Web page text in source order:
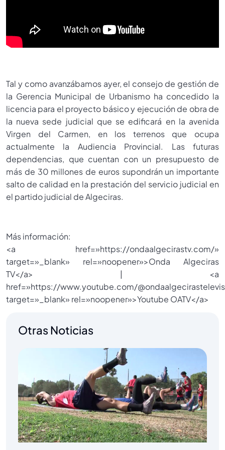
Tal y como avanzábamos ayer, el consejo de gestión de
la Gerencia Municipal de Urbanismo ha concedido la
licencia para el proyecto básico y ejecución de obra de
la nueva sede judicial que se edificará en la avenida
Virgen del Carmen, en los terrenos que ocupa
actualmente la Audiencia Provincial. Las futuras
dependencias, que cuentan con un presupuesto de
más de 30 millones de euros supondrán un importante
salto de calidad en la prestación del servicio judicial en
el partido judicial de Algeciras.
Más información:
<a href=»https://ondaalgecirastv.com/»
target=»_blank» rel=»noopener»>Onda Algeciras
TV</a> | <a
href=»https://www.youtube.com/
target=»_blank» rel=»noopener»>Youtube OATV</a>
Otras Noticias